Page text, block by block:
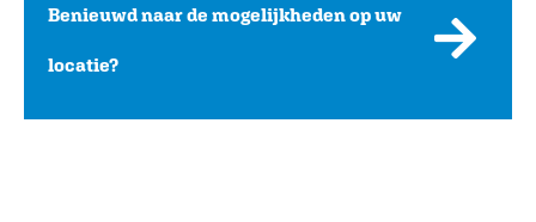
Benieuwd naar de mogelijkheden op uw
locatie?